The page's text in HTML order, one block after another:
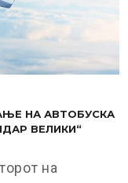
НА АВТОБУСКА
ВЕЛИКИ“
на